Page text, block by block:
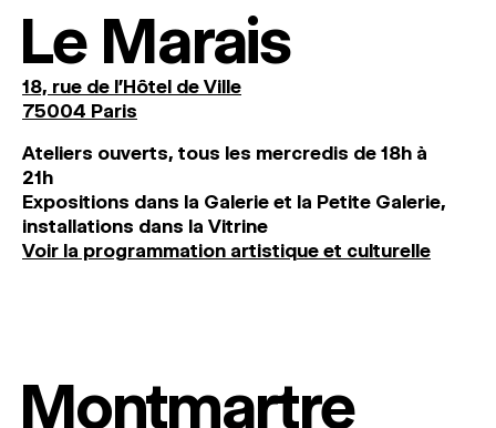
Le Marais
18, rue de l'Hôtel de Ville
75004 Paris
Ateliers ouverts, tous les mercredis de 18h à
21h
Expositions dans la Galerie et la Petite Galerie,
installations dans la Vitrine
Voir la programmation artistique et culturelle
Montmartre